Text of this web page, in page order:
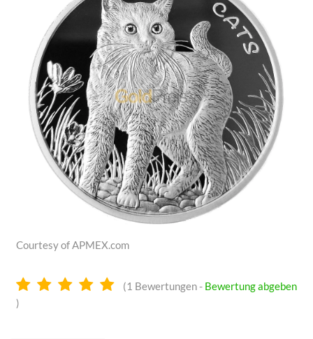
Courtesy of APMEX.com
5.0
(1 Bewertungen - Bewertung abgeben
)